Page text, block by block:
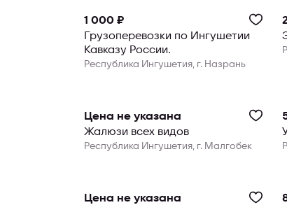
1 000 ₽
Грузоперевозки по Ингушетии
Кавказу России.
Республика Ингушетия, г. Назрань
Цена не указана
Жалюзи всех видов
Республика Ингушетия, г. Малгобек
Цена не указана